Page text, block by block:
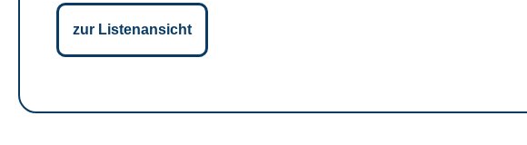
zur Listenansicht